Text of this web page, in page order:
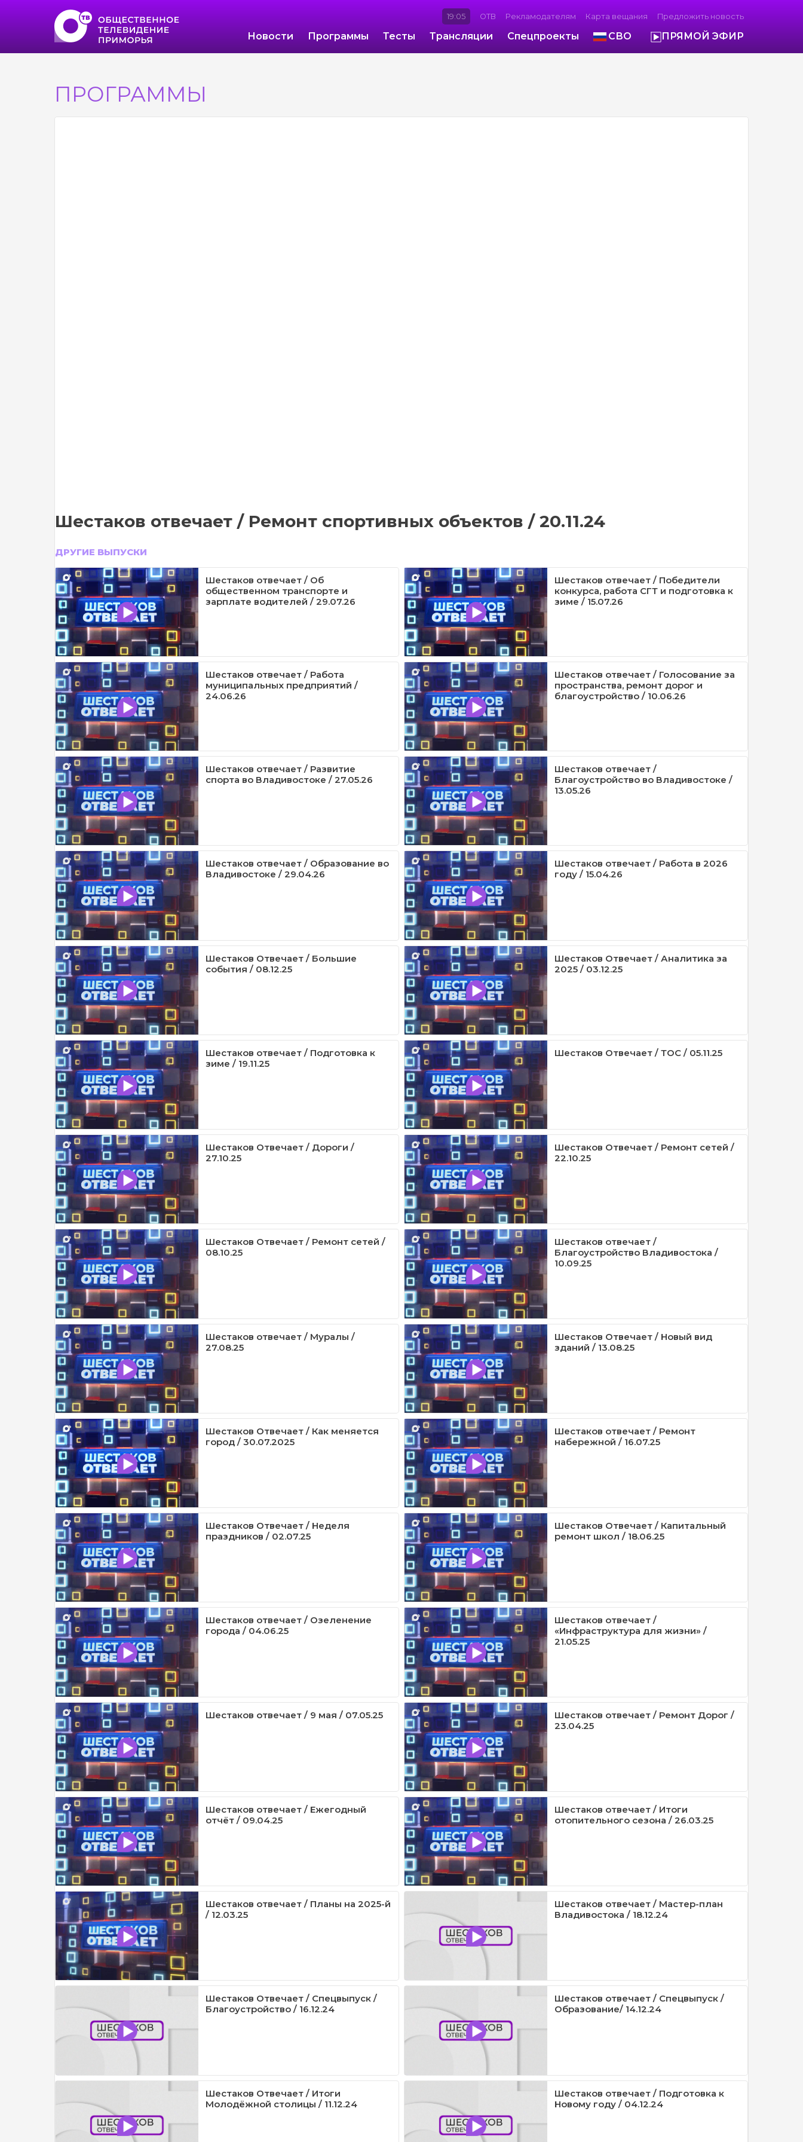
19:05 ОТВ Рекламодателям Карта вещания Предложить новость
Новости Программы Тесты Трансляции Спецпроекты СВО ПРЯМОЙ ЭФИР
ПРОГРАММЫ
Шестаков отвечает / Ремонт спортивных объектов / 20.11.24
ДРУГИЕ ВЫПУСКИ
Шестаков отвечает / Об
общественном транспорте и
зарплате водителей / 29.07.26
Шестаков отвечает / Победители
конкурса, работа СГТ и подготовка к
зиме / 15.07.26
Шестаков отвечает / Работа
муниципальных предприятий /
24.06.26
Шестаков отвечает / Голосование за
пространства, ремонт дорог и
благоустройство / 10.06.26
Шестаков отвечает / Развитие
спорта во Владивостоке / 27.05.26
Шестаков отвечает /
Благоустройство во Владивостоке /
13.05.26
Шестаков отвечает / Образование во
Владивостоке / 29.04.26
Шестаков отвечает / Работа в 2026
году / 15.04.26
Шестаков Отвечает / Большие
события / 08.12.25
Шестаков Отвечает / Аналитика за
2025 / 03.12.25
Шестаков отвечает / Подготовка к
зиме / 19.11.25
Шестаков Отвечает / ТОС / 05.11.25
Шестаков Отвечает / Дороги /
27.10.25
Шестаков Отвечает / Ремонт сетей /
22.10.25
Шестаков Отвечает / Ремонт сетей /
08.10.25
Шестаков отвечает /
Благоустройство Владивостока /
10.09.25
Шестаков отвечает / Муралы /
27.08.25
Шестаков Отвечает / Новый вид
зданий / 13.08.25
Шестаков Отвечает / Как меняется
город / 30.07.2025
Шестаков отвечает / Ремонт
набережной / 16.07.25
Шестаков Отвечает / Неделя
праздников / 02.07.25
Шестаков Отвечает / Капитальный
ремонт школ / 18.06.25
Шестаков отвечает / Озеленение
города / 04.06.25
Шестаков отвечает /
«Инфраструктура для жизни» /
21.05.25
Шестаков отвечает / 9 мая / 07.05.25
Шестаков отвечает / Ремонт Дорог /
23.04.25
Шестаков отвечает / Ежегодный
отчёт / 09.04.25
Шестаков отвечает / Итоги
отопительного сезона / 26.03.25
Шестаков отвечает / Планы на 2025-й
/ 12.03.25
Шестаков отвечает / Мастер-план
Владивостока / 18.12.24
Шестаков Отвечает / Спецвыпуск /
Благоустройство / 16.12.24
Шестаков отвечает / Спецвыпуск /
Образование/ 14.12.24
Шестаков Отвечает / Итоги
Молодёжной столицы / 11.12.24
Шестаков отвечает / Подготовка к
Новому году / 04.12.24